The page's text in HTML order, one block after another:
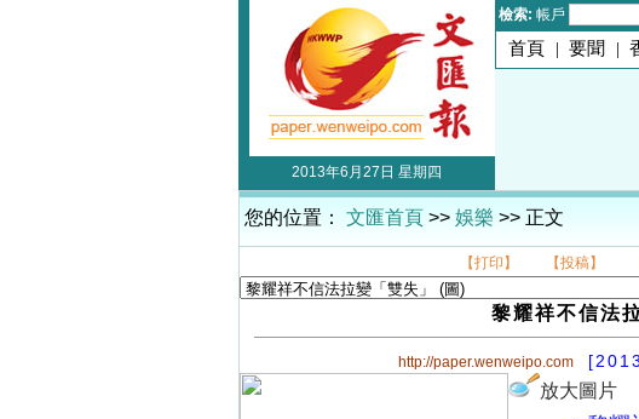
檢索: 帳戶
首頁 | 要聞 |
2013年6月27日 星期四
您的位置： 文匯首頁 >> 娛樂 >> 正文
【打印】 【投稿】
黎耀祥不信法
http://paper.wenweipo.com
放大圖片